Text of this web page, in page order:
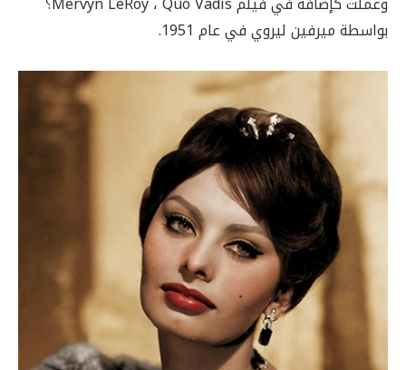
بواسطة ميرفين ليروي في عام 1951.